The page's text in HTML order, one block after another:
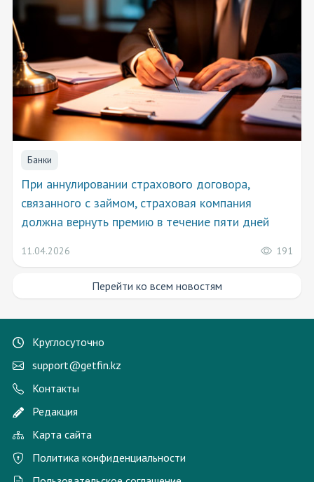
Банки
При аннулировании страхового договора,
связанного с займом, страховая компания
должна вернуть премию в течение пяти дней
11.04.2026 191
Перейти ко всем новостям
Круглосуточно
support@getfin.kz
Контакты
Редакция
Карта сайта
Политика конфиденциальности